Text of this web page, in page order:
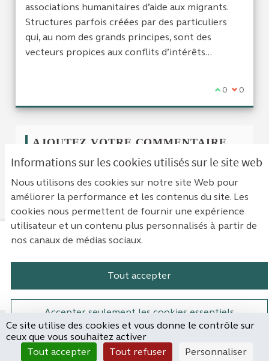
Informations sur les cookies utilisés sur le site web
Nous utilisons des cookies sur notre site Web pour
améliorer la performance et les contenus du site. Les
cookies nous permettent de fournir une expérience
utilisateur et un contenu plus personnalisés à partir de
nos canaux de médias sociaux.
Tout accepter
Accepter seulement les cookies essentiels
Paramètres
associations humanitaires d’aide aux migrants.
Structures parfois créées par des particuliers
qui, au nom des grands principes, sont des
vecteurs propices aux conflits d’intérêts...
Je suis
0 Je ne
0
AJOUTEZ VOTRE COMMENTAIRE
Pour ajouter votre commentaireidentifiez-vous
avec votre compteoucréez un compte.
Mentions légales
Paramètres des cookies
Plateforme de participation de la
Plateforme de participation de la
Plateforme de participation
Plateforme de
Site réalisé par
Open Source Politics
(Lien externe)
grâce aulogiciel libre
Ce site utilise des cookies et vous donne le contrôle sur
ceux que vous souhaitez activer
Tout accepter
Tout refuser Personnaliser